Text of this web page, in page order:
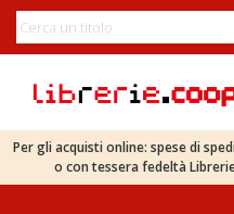
Per gli acquisti online: spese di
o con tessera fedeltà